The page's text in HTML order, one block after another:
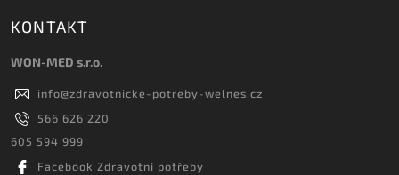
KONTAKT
WON-MED s.r.o.
info@zdravotnicke-potreby-welnes.cz
566 626 220
605 594 999
Facebook Zdravotní potřeby